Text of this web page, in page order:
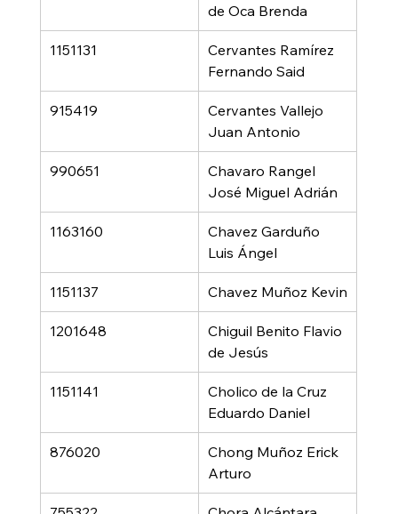
de Oca Brenda
1151131
Cervantes Ramírez
Fernando Said
915419
Cervantes Vallejo
Juan Antonio
990651
Chavaro Rangel
José Miguel Adrián
1163160
Chavez Garduño
Luis Ángel
1151137 Chavez Muñoz Kevin
1201648
Chiguil Benito Flavio
de Jesús
1151141
Cholico de la Cruz
Eduardo Daniel
876020
Chong Muñoz Erick
Arturo